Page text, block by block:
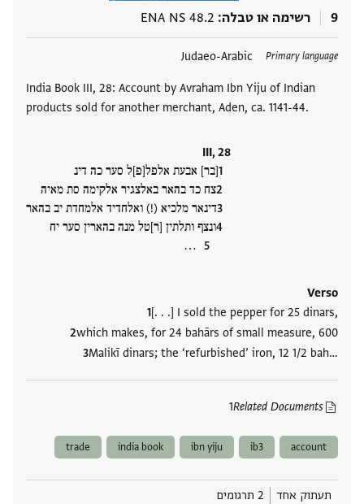
9 רשימה או טבלה ENA NS 48.2
Primary language
Judaeo-Arabic
India Book III, 28: Account by Avraham Ibn Yiju of Indian
products sold for another merchant, Aden, ca. 1141-44.
III, 28
[בר] אבעת אלפל[פ]ל סער כה דינ
צח כד בהאר באלצגיר אלקימה סת מאיה
דינאר מלכיא (!) ואלחדיד אלמחדת יב בהאר
ונצף ותלתין [ר]טל מנה בהארין סער יח
‮…
Verso
[. . .] I sold the pepper for 25 dinars,
which makes, for 24 bahārs of small measure, 600
Malikī dinars; the ‘refurbished’ iron, 12 1/2 bah‮…
Related Documents
1
תגים
account
ib3
ibn yiju
india book
trade
תעתוק אחד 2 תרגומים